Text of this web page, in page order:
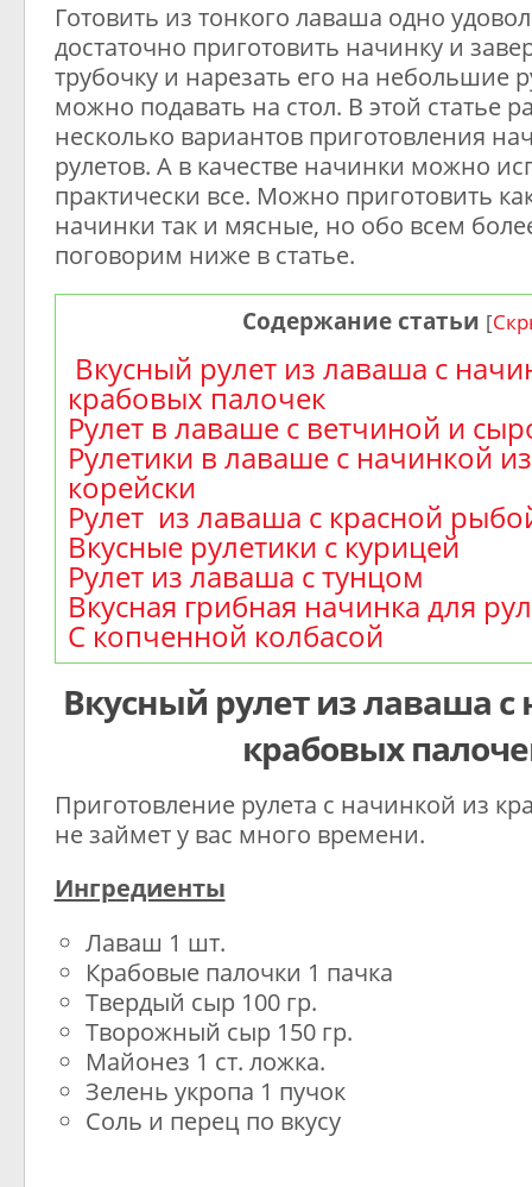
Готовить из тонкого лаваша одно
достаточно приготовить начинку и
трубочку и нарезать его на небольшие
можно подавать на стол. В этой статье
несколько вариантов приготовления
рулетов. А в качестве начинки можно
практически все. Можно приготовить
начинки так и мясные, но обо всем
поговорим ниже в статье.
Содержание статьи [
Вкусный рулет из лаваша с
крабовых палочек
Рулет в лаваше с ветчиной и
Рулетики в лаваше с начинкой
корейски
Рулет из лаваша с красной
Вкусные рулетики с курицей
Рулет из лаваша с тунцом
Вкусная грибная начинка для
С копченной колбасой
Вкусный рулет из лаваша с
крабовых
Приготовление рулета с начинкой из
не займет у вас много времени.
Ингредиенты
Лаваш 1 шт.
Крабовые палочки 1 пачка
Твердый сыр 100 гр.
Творожный сыр 150 гр.
Майонез 1 ст. ложка.
Зелень укропа 1 пучок
Соль и перец по вкусу